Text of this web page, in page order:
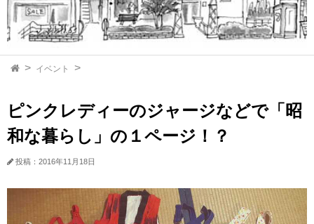
イベント
ピンクレディーのジャージなどで「昭
和な暮らし」の１ページ！？
投稿：2016年11月18日